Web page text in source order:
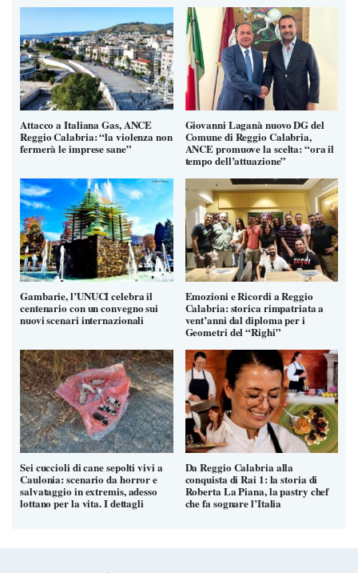
Attacco a Italiana Gas, ANCE
Reggio Calabria: “la violenza non
fermerà le imprese sane”
Giovanni Laganà nuovo DG del
Comune di Reggio Calabria,
ANCE promuove la scelta: “ora il
tempo dell’attuazione”
Gambarie, l’UNUCI celebra il
centenario con un convegno sui
nuovi scenari internazionali
Emozioni e Ricordi a Reggio
Calabria: storica rimpatriata a
vent’anni dal diploma per i
Geometri del “Righi”
Sei cuccioli di cane sepolti vivi a
Caulonia: scenario da horror e
salvataggio in extremis, adesso
lottano per la vita. I dettagli
Da Reggio Calabria alla
conquista di Rai 1: la storia di
Roberta La Piana, la pastry chef
che fa sognare l’Italia